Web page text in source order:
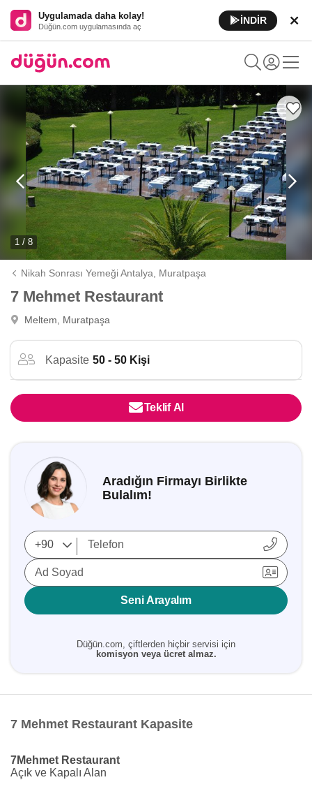
Uygulamada daha kolay!
Düğün.com uygulamasında aç
İNDİR
1 / 8
Nikah Sonrası Yemeği Antalya, Muratpaşa
7 Mehmet Restaurant
Meltem, Muratpaşa
Kapasite 50 - 50 Kişi
Teklif Al
Aradığın Firmayı Birlikte
Bulalım!
Ad Soyad
Seni Arayalım
Düğün.com, çiftlerden hiçbir servisi için
komisyon veya ücret almaz.
7 Mehmet Restaurant Kapasite
7Mehmet Restaurant
Açık ve Kapalı Alan